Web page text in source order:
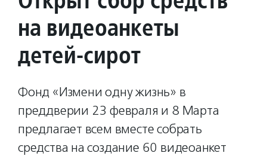
на видеоанкеты
детей-сирот
Фонд «Измени одну жизнь» в
преддверии 23 февраля и 8 Марта
предлагает всем вместе собрать
средства на создание 60 видеоанкет